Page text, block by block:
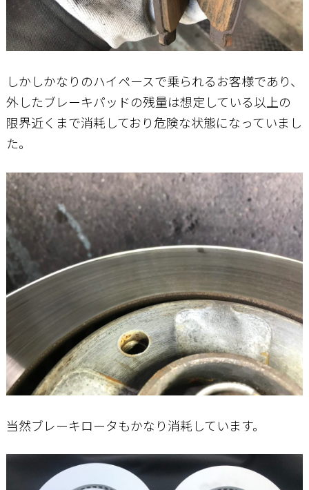
しかしかなりのハイペースで乗られるお客様であり、
外したブレーキパッドの残量は想定している以上の
限界近くまで消耗しており危険な状態になっていまし
た。
当然ブレーキロータもかなり消耗しています。